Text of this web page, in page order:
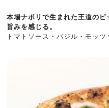
本場ナポリで生まれた王道の
旨みを感じる。
トマトソース・バジル・モッ